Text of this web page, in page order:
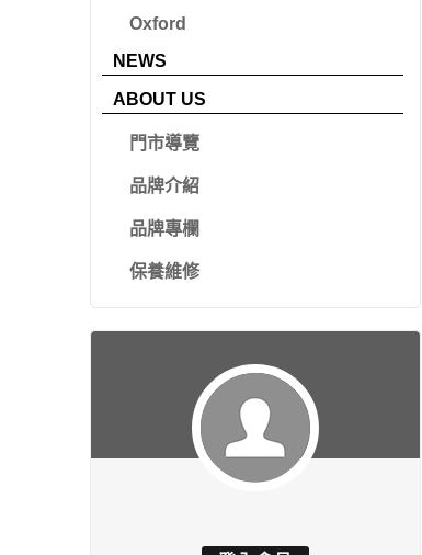
Oxford
NEWS
ABOUT US
門市導覽
品牌介紹
品牌專欄
保養維修